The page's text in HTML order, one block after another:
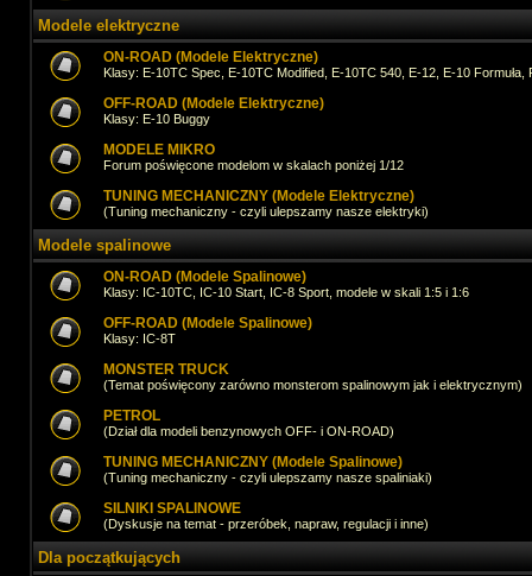
Modele elektryczne
ON-ROAD (Modele Elektryczne)
Klasy: E-10TC Spec, E-10TC Modified, E-10TC 540, E-12, E-10 Formuła,
OFF-ROAD (Modele Elektryczne)
Klasy: E-10 Buggy
MODELE MIKRO
Forum poświęcone modelom w skalach poniżej 1/12
TUNING MECHANICZNY (Modele Elektryczne)
(Tuning mechaniczny - czyli ulepszamy nasze elektryki)
Modele spalinowe
ON-ROAD (Modele Spalinowe)
Klasy: IC-10TC, IC-10 Start, IC-8 Sport, modele w skali 1:5 i 1:6
OFF-ROAD (Modele Spalinowe)
Klasy: IC-8T
MONSTER TRUCK
(Temat poświęcony zarówno monsterom spalinowym jak i elektrycznym)
PETROL
(Dział dla modeli benzynowych OFF- i ON-ROAD)
TUNING MECHANICZNY (Modele Spalinowe)
(Tuning mechaniczny - czyli ulepszamy nasze spaliniaki)
SILNIKI SPALINOWE
(Dyskusje na temat - przeróbek, napraw, regulacji i inne)
Dla początkujących